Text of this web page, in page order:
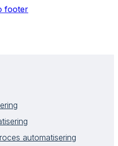
footer
automatisering